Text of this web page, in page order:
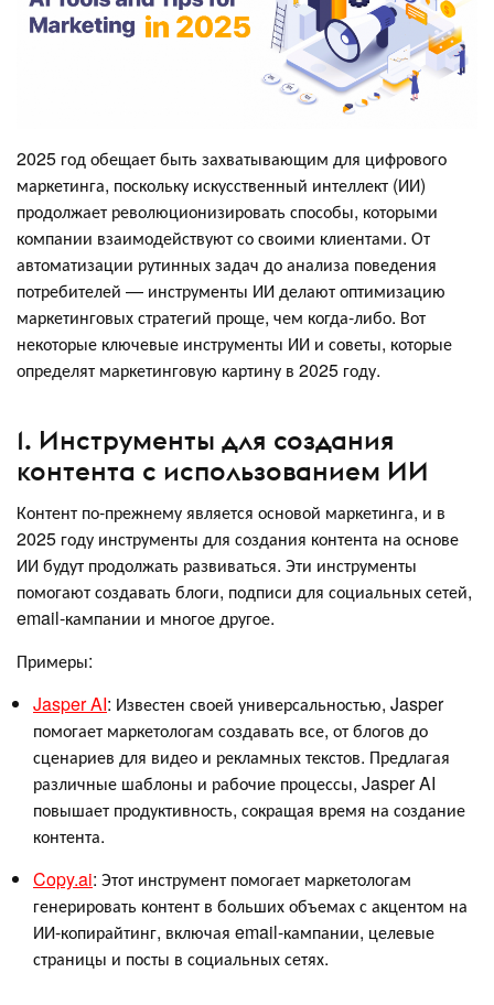
2025 год обещает быть захватывающим для цифрового
маркетинга, поскольку искусственный интеллект (ИИ)
продолжает революционизировать способы, которыми
компании взаимодействуют со своими клиентами. От
автоматизации рутинных задач до анализа поведения
потребителей — инструменты ИИ делают оптимизацию
маркетинговых стратегий проще, чем когда-либо. Вот
некоторые ключевые инструменты ИИ и советы, которые
определят маркетинговую картину в 2025 году.
1. Инструменты для создания
контента с использованием ИИ
Контент по-прежнему является основой маркетинга, и в
2025 году инструменты для создания контента на основе
ИИ будут продолжать развиваться. Эти инструменты
помогают создавать блоги, подписи для социальных сетей,
email-кампании и многое другое.
Примеры:
Jasper AI: Известен своей универсальностью, Jasper
помогает маркетологам создавать все, от блогов до
сценариев для видео и рекламных текстов. Предлагая
различные шаблоны и рабочие процессы, Jasper AI
повышает продуктивность, сокращая время на создание
контента.
Copy.ai: Этот инструмент помогает маркетологам
генерировать контент в больших объемах с акцентом на
ИИ-копирайтинг, включая email-кампании, целевые
страницы и посты в социальных сетях.